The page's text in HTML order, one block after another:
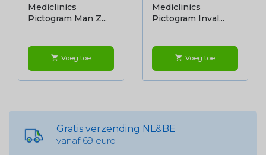
Mediclinics
Pictogram Man Z...
shopping_cart Voeg toe
Mediclinics
Pictogram Inval...
shopping_cart Voeg toe
Gratis verzending NL&BE
vanaf 69 euro